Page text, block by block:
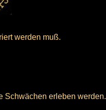
werden muß.
Schwächen erleben werden.